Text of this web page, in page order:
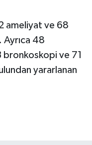
ameliyat ve 68
48
ve 71
yararlanan